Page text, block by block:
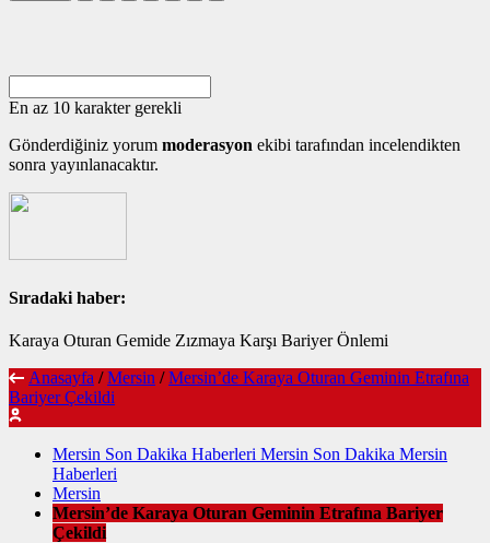
En az 10 karakter gerekli
Gönderdiğiniz yorum moderasyon ekibi tarafından incelendikten
sonra yayınlanacaktır.
Sıradaki haber:
Karaya Oturan Gemide Zızmaya Karşı Bariyer Önlemi
Anasayfa / Mersin / Mersin’de Karaya Oturan Geminin Etrafına
Bariyer Çekildi
Mersin Son Dakika Haberleri Mersin Son Dakika Mersin
Haberleri
Mersin
Mersin’de Karaya Oturan Geminin Etrafına Bariyer
Çekildi